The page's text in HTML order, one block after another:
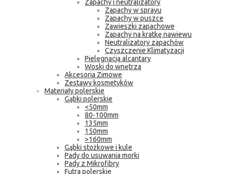
Zapachy i neutralizatory
Zapachy w sprayu
Zapachy w puszce
Zawieszki zapachowe
Zapachy na kratkę nawiewu
Neutralizatory zapachów
Czyszczenie Klimatyzacji
Pielęgnacja alcantary
Woski do wnętrza
Akcesoria Zimowe
Zestawy kosmetyków
Materiały polerskie
Gąbki polerskie
<50mm
80-100mm
135mm
150mm
>160mm
Gąbki stożkowe i kule
Pady do usuwania morki
Pady z Mikrofibry
Futra polerskie